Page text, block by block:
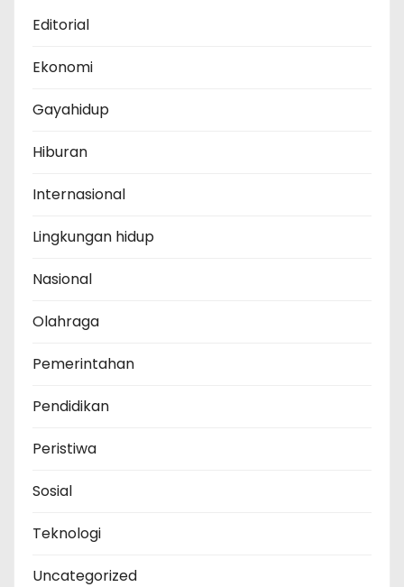
Editorial
Ekonomi
Gayahidup
Hiburan
Internasional
Lingkungan hidup
Nasional
Olahraga
Pemerintahan
Pendidikan
Peristiwa
Sosial
Teknologi
Uncategorized